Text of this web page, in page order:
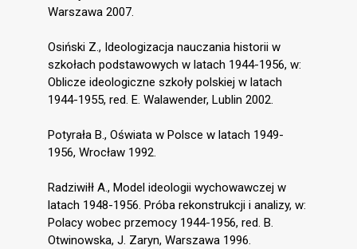
Warszawa 2007.
Osiński Z., Ideologizacja nauczania historii w
szkołach podstawowych w latach 1944-1956, w:
Oblicze ideologiczne szkoły polskiej w latach
1944-1955, red. E. Walawender, Lublin 2002.
Potyrała B., Oświata w Polsce w latach 1949-
1956, Wrocław 1992.
Radziwiłł A., Model ideologii wychowawczej w
latach 1948-1956. Próba rekonstrukcji i analizy, w:
Polacy wobec przemocy 1944-1956, red. B.
Otwinowska, J. Zaryn, Warszawa 1996.